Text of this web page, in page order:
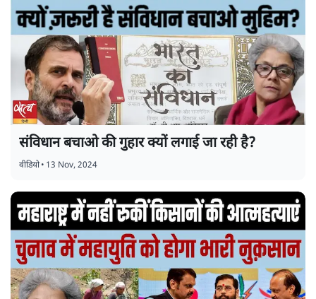
संविधान बचाओ की गुहार क्यों लगाई जा रही है?
वीडियो• 13 Nov, 2024